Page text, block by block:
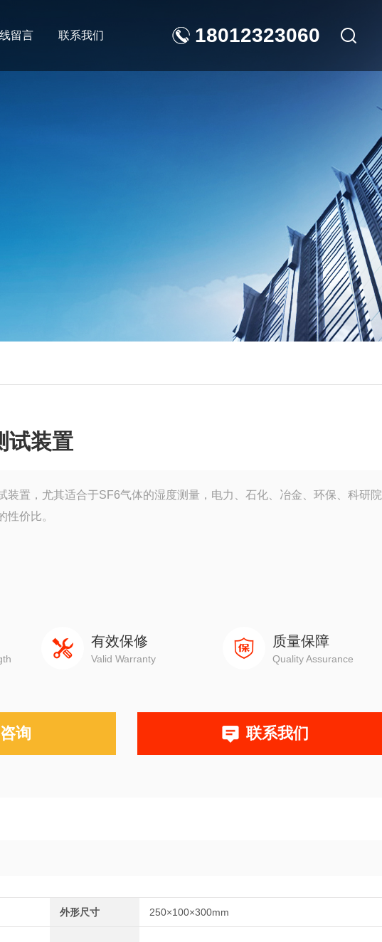
18012323060
留言 联系我们
试装置
装置，尤其适合于SF6气体的湿度测量，电力、石化、冶金、环保、科研
性价比。
有效保修
Valid Warranty
质量保障
Quality Assurance
询 联系我们
外形尺寸 250×100×300mm